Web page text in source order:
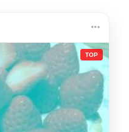
TOP